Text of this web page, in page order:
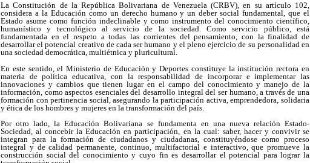
La Constitución de la República Bolivariana de Venezuela (CRBV), en su artículo 102,
considera a la Educación como un derecho humano y un deber social fundamental, que el
Estado asume como función indeclinable y como instrumento del conocimiento científico,
humanístico y tecnológico al servicio de la sociedad. Como servicio público, está
fundamentada en el respeto a todas las corrientes del pensamiento, con la finalidad de
desarrollar el potencial creativo de cada ser humano y el pleno ejercicio de su personalidad en
una sociedad democrática, multiétnica y pluricultural.
En este sentido, el Ministerio de Educación y Deportes constituye la institución rectora en
materia de política educativa, con la responsabilidad de incorporar e implementar las
innovaciones y cambios que tienen lugar en el campo del conocimiento y manejo de la
información, como aspectos esenciales del desarrollo integral del ser humano, a través de una
formación con pertinencia social, asegurando la participación activa, emprendedora, solidaria
y ética de los hombres y mujeres en la transformación del país.
Por otro lado, la Educación Bolivariana se fundamenta en una nueva relación Estado-
Sociedad, al concebir la Educación en participación, en la cual: saber, hacer y convivir se
integran para la formación de ciudadanos y ciudadanas, constituyéndose como proceso
integral y de calidad permanente, continuo, multifactorial e interactivo, que promueve la
construcción social del conocimiento y cuyo fin es desarrollar el potencial para lograr la